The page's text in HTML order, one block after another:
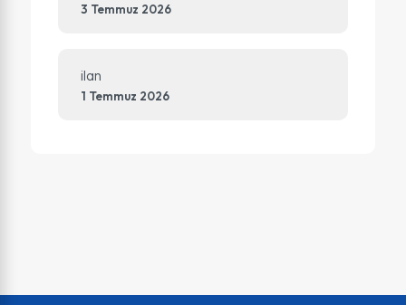
3 Temmuz 2026
ilan
1 Temmuz 2026